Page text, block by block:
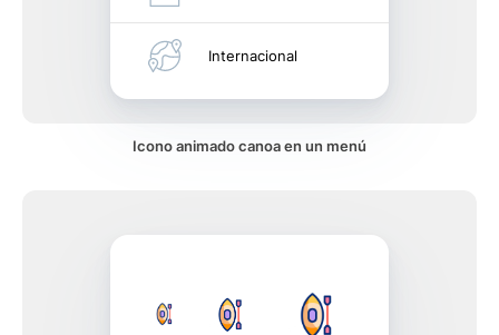
Internacional
Icono animado canoa en un menú